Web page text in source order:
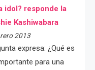
idol? responde la
Kashiwabara
2013
expresa: ¿Qué es
para una